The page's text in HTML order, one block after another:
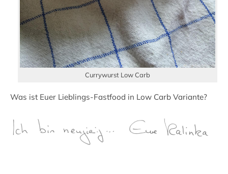
Currywurst Low Carb
Was ist Euer Lieblings-Fastfood in Low Carb Variante?